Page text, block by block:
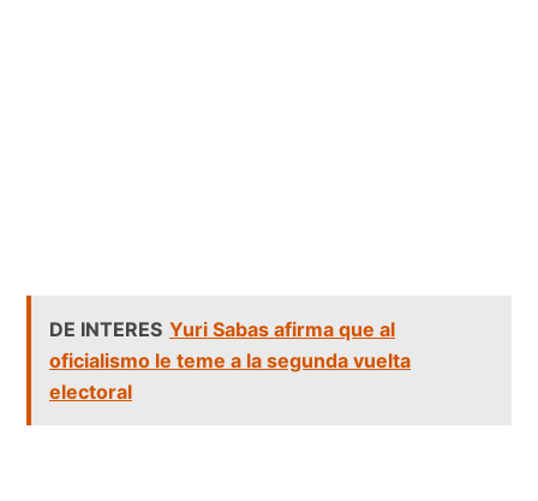
DE INTERES Yuri Sabas afirma que al
oficialismo le teme a la segunda vuelta
electoral